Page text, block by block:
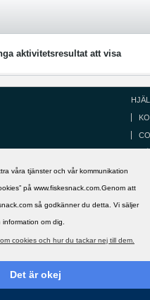
våra tjänster och vår kommunikation
på www.fiskesnack.com.Genom att
så godkänner du detta. Vi säljer
om dig.
cookies och hur du tackar nej till dem.
Det är okej
aktivitetsresultat att visa
2021, FiskeSnack.com. Grundad 2002 av
Powered by
© 2026 MH Sub I, LLC dba vBulletin.
All times are GMT+1. This page was